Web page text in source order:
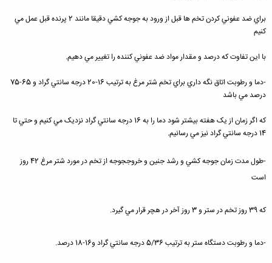
براي ضد عفوني کردن تخم ها قبل از ورود به جوجه کشي دقيقا مانند 2 پرنده قبل عمل مي
کنيم
با اين تفاوت که درصد و مقدار مواد ضد عفوني کننده را تغيير مي دهيم.
-دما و رطوبت اتاق نگه داري براي تخم شتر مرغ به ترتيب 16-20 درجه سانتي گراد و 65-75
درصد مي باشد
که اگر زمان از يک هفته بيشتر شود دما را به 16 درجه سانتي گراد نزديک مي کنيم و حتي تا
14 درجه سانتي گراد نيز مي رسانيم.
-طول مدت زمان جوجه کشي و رشد جنين و خروججوجه از تخم در مورد شتر مرغ 42 روز
است
که 39 روز تخم در ستر و 3 روز آخر در هچر قرار مي گيرد.
-دما و رطوبت دستگاه ستر به ترتيب 5/36 درجه سانتي گراد و16-18 درصد.